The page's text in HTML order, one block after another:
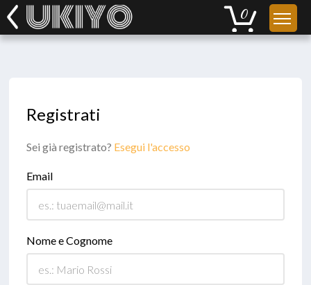
Registrati
Sei già registrato? Esegui l'accesso
Email
Nome e Cognome